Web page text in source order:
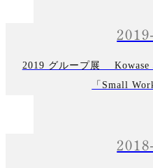
2019 グループ展 Kowase
「Small